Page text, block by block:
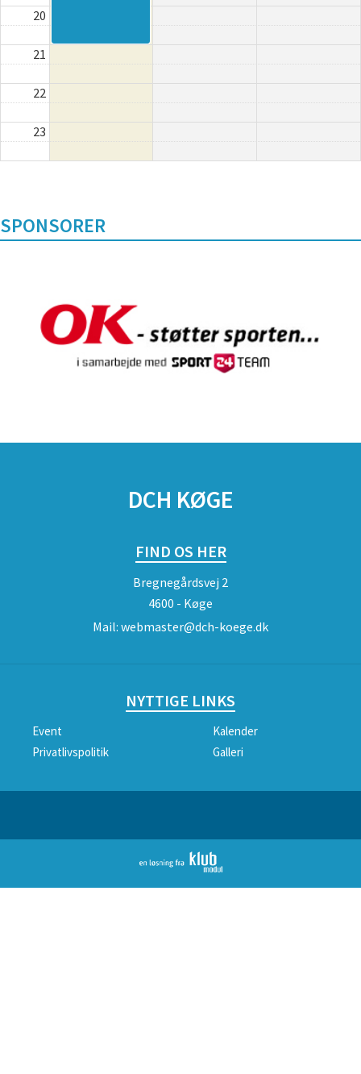
20
21
22
23
SPONSORER
DCH KØGE
FIND OS HER
Bregnegårdsvej 2
4600 - Køge
Mail: webmaster@dch-koege.dk
NYTTIGE LINKS
Event
Kalender
Privatlivspolitik
Galleri